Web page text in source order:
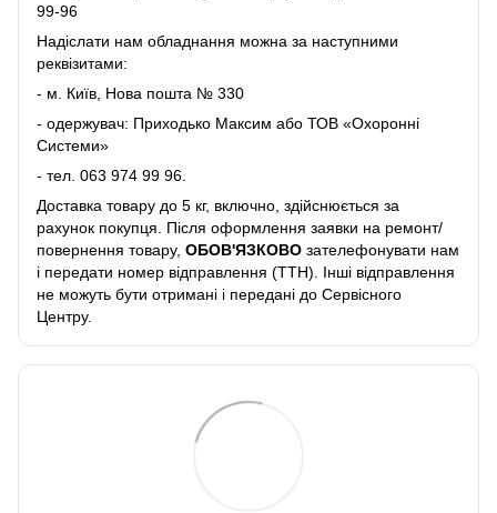
99-96
Надіслати нам обладнання можна за наступними
реквізитами:
- м. Київ, Нова пошта № 330
- одержувач: Приходько Максим або ТОВ «Охоронні
Системи»
- тел. 063 974 99 96
Доставка товару до 5 кг, включно, здійснюється за
рахунок покупця. Після оформлення заявки на ремонт/
повернення товару, ОБОВ'ЯЗКОВО зателефонувати нам
і передати номер відправлення (ТТН). Інші відправлення
не можуть бути отримані і передані до Сервісного
Центру.